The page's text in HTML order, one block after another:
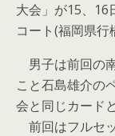
大会」が15、16
コート(福岡県行
男子は前回の
こと石島雄介の
会と同じカード
前回はフルセ